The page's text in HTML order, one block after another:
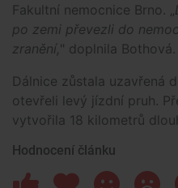
Fakultní nemocnice Brno. „
po zemi převezli do
zranění, " doplnila Bothová.
Dálnice zůstala uzavřená
otevřeli levý jízdní pruh.
vytvořila 18 kilometrů
Hodnocení článku